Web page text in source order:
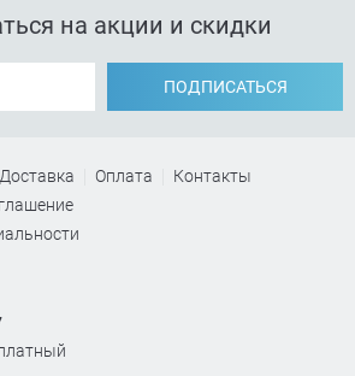
на акции и скидки
ПОДПИСАТЬСЯ
Доставка Оплата
Контакты